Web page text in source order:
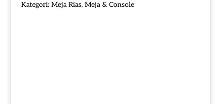
Kategori: Meja Rias, Meja & Console